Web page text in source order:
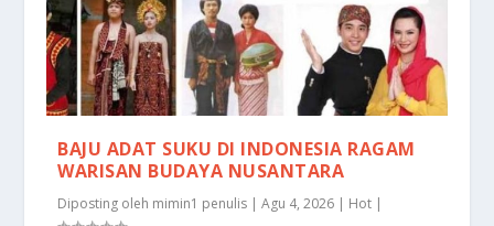
BAJU ADAT SUKU DI INDONESIA RAGAM
WARISAN BUDAYA NUSANTARA
Diposting oleh mimin1 penulis |Agu 4, 2026 | Hot |